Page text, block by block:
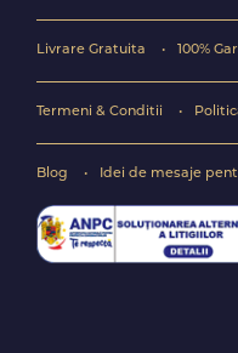
Livrare Gratuita 100%
Termeni & Conditii
Blog Idei de mesaje